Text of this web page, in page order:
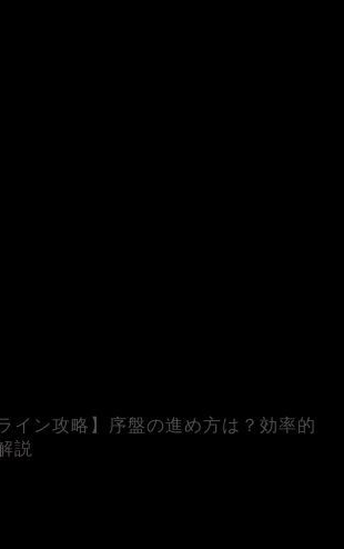
イン攻略】序盤の進め方は？効率的
説